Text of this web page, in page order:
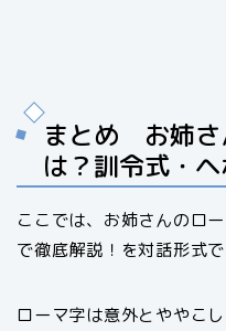
まとめ お姉さ
は？訓令式・
ここでは、お姉さんのロ
で徹底解説！を対話形式で
ローマ字は意外とややこ